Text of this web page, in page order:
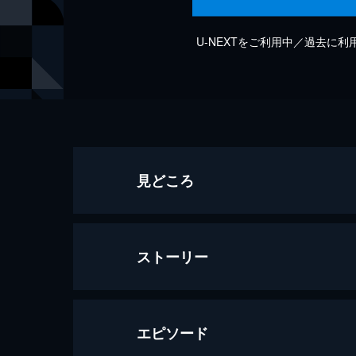
U-NEXTをご利用中／過去に利
見どころ
ストーリー
エピソード